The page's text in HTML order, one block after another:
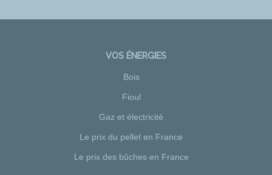
VOS ÉNERGIES
Bois
Fioul
Gaz et électricité
Le prix du pellet en France
Le prix des bûches en France